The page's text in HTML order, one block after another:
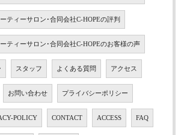
ティーサロン･合同会社C-HOPEの評判
ティーサロン･合同会社C-HOPEのお客様の声
スタッフ よくある質問 アクセス
お問い合わせ プライバシーポリシー
POLICY CONTACT ACCESS FAQ